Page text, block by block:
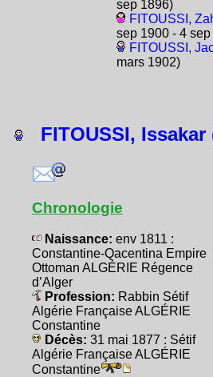
sep 1896)
FITOUSSI,
sep 1900 - 4
FITOUSSI,
mars 1902)
FITOUSSI, Issakar
Chronologie
Naissance: env 1811 :
Constantine-Qacentina Empire
Ottoman ALGÉRIE Régence
d’Alger
Profession: Rabbin Sétif
Algérie Française ALGÉRIE
Constantine
Décès: 31 mai 1877 : Sétif
Algérie Française ALGÉRIE
Constantine